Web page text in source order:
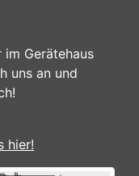
Gerätehaus
uns an und
hier!